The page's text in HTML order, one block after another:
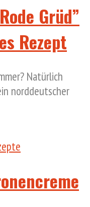
Grüd”
Rezept
Natürlich
norddeutscher